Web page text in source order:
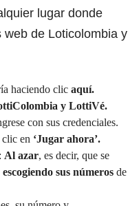
lugar donde
de Loticolombia y
haciendo clic aquí.
y LottiVé.
con sus credenciales.
en ‘Jugar ahora’.
Al azar, es decir, que se
escogiendo sus números de